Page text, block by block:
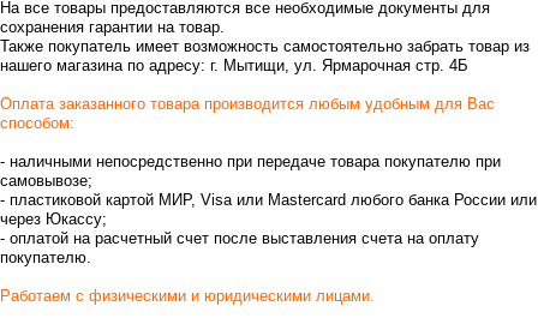
На все товары предоставляются все необходимые документы для
сохранения гарантии на товар.
Также покупатель имеет возможность самостоятельно забрать товар из
нашего магазина по адресу: г. Мытищи, ул. Ярмарочная стр. 4Б
Оплата заказанного товара производится любым удобным для Вас
способом:
- наличными непосредственно при передаче товара покупателю при
самовывозе;
- пластиковой картой МИР, Visa или Mastercard любого банка России или
через Юкассу;
- оплатой на расчетный счет после выставления счета на оплату
покупателю.
Работаем с физическими и юридическими лицами.